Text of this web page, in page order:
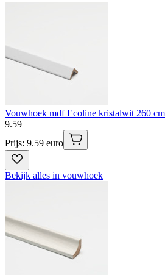
Vouwhoek mdf Ecoline kristalwit 260 cm
9.59
Prijs: 9.59 euro
Bekijk alles in vouwhoek